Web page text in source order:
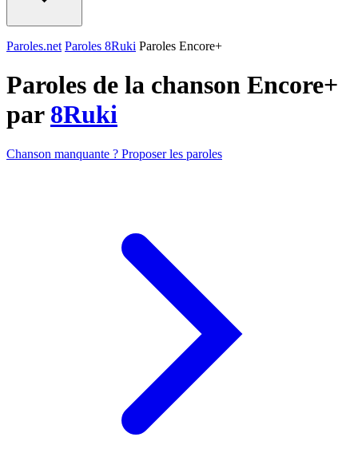
Paroles.net Paroles 8Ruki Paroles Encore+
Paroles de la chanson Encore+
par 8Ruki
Chanson manquante ? Proposer les paroles